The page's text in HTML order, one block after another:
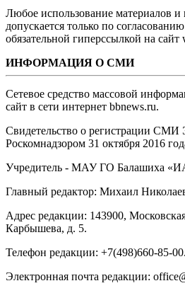
Любое использование материалов и
допускается только по
обязательной гиперссылкой на
ИНФОРМАЦИЯ О СМИ
Сетевое средство массовой
сайт в сети интернет bbnews.ru.
Свидетельство о регистрации
Роскомнадзором 31 октября 2016
Учредитель - МАУ ГО Балашиха
Главный редактор: Михаил
Адрес редакции: 143900,
Карбышева, д. 5.
Телефон редакции: +7(498)660-85-00.
Электронная почта редакции: